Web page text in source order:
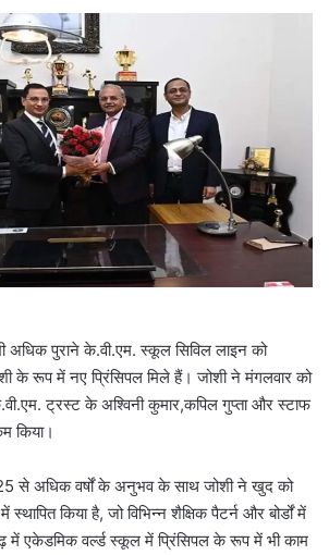
पुराने के.वी.एम. स्कूल सिविल लाइन को
के रूप में नए प्रिंसिपल मिले हैं। जोशी ने मंगलवार को
ट्रस्ट के अश्विनी कुमार,कपिल गुप्ता और स्टाफ
किया।
से अधिक वर्षों के अनुभव के साथ जोशी ने खुद को
किया है, जो विभिन्न शैक्षिक पैटर्न और बोर्डों में
में एकेडमिक वर्ल्ड स्कूल में प्रिंसिपल के रूप में भी काम